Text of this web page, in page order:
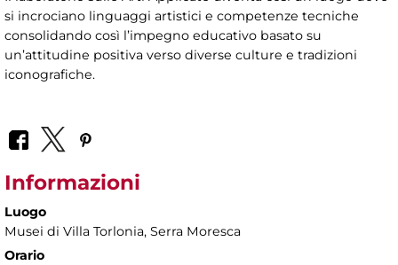
si incrociano linguaggi artistici e competenze tecniche
consolidando così l’impegno educativo basato su
un’attitudine positiva verso diverse culture e tradizioni
iconografiche.
Informazioni
Luogo
Musei di Villa Torlonia, Serra Moresca
Orario